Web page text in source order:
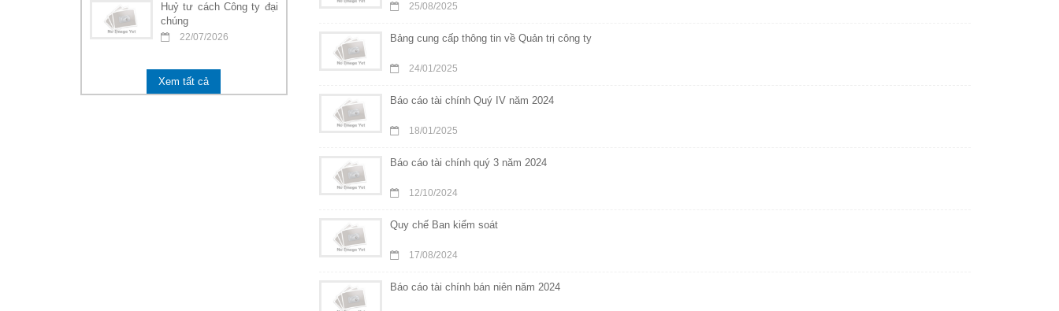
Huỷ tư cách Công ty đại
chúng
22/07/2026
Xem tất cả
25/08/2025
Bảng cung cấp thông tin về Quản trị công ty
24/01/2025
Báo cáo tài chính Quý IV năm 2024
18/01/2025
Báo cáo tài chính quý 3 năm 2024
12/10/2024
Quy chế Ban kiểm soát
17/08/2024
Báo cáo tài chính bán niên năm 2024